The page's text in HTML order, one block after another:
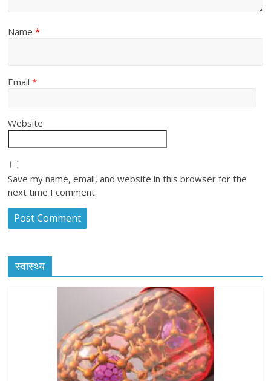
Name*
Email*
Website
Save my name, email, and website in this browser for the
next time I comment.
स्वास्थ्य